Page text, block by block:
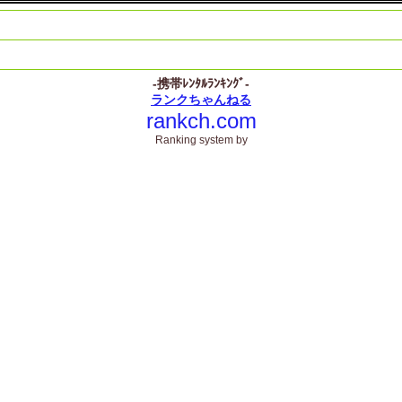
-携帯ﾚﾝﾀﾙﾗﾝｷﾝｸﾞ-
ランクちゃんねる
rankch.com
Ranking system by